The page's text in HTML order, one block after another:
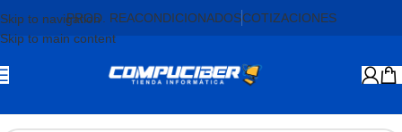
Skip to navigation
Skip to main content
PROD. REACONDICIONADOSCOTIZACIONES